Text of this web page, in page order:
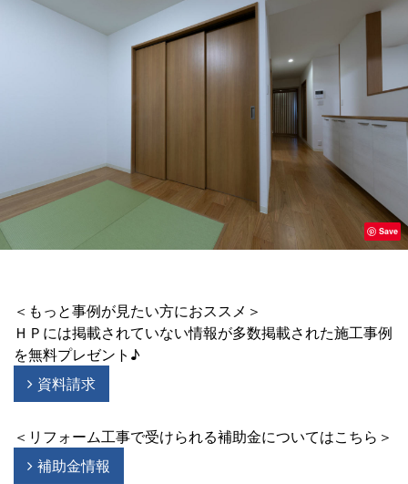
Save
＜もっと事例が見たい方におススメ＞
ＨＰには掲載されていない情報が多数掲載された施工事例
を無料プレゼント♪
資料請求
＜リフォーム工事で受けられる補助金についてはこちら＞
補助金情報